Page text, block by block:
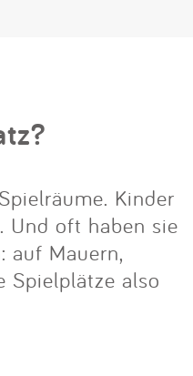
Kinder
Und oft haben sie
auf Mauern,
Spielplätze also